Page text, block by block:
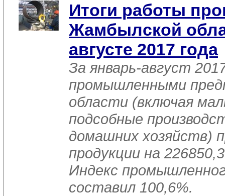
Итоги работы
Жамбылской
августе 2017 года
За январь-август
промышленными
области (включая
подсобные
домашних хозяйств)
продукции на
Индекс
составил 100,6%.